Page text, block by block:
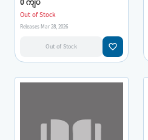
0 ကျပ်
Out of Stock
Releases Mar 28, 2026
Out of Stock favorite_border